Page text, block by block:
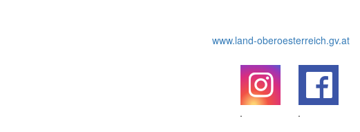
www.land-oberoesterreich.gv.at
.
.